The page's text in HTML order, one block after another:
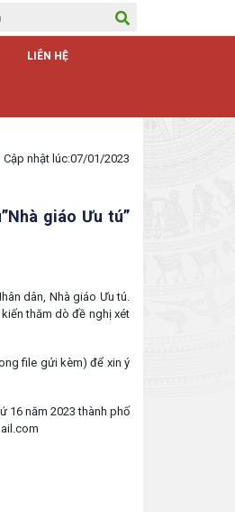
LIÊN HỆ
Cập nhật lúc:07/01/2023
giáo Ưu tú”
dân, Nhà giáo Ưu tú.
thăm dò đề nghị xét
file gửi kèm) để xin ý
16 năm 2023 thành phố